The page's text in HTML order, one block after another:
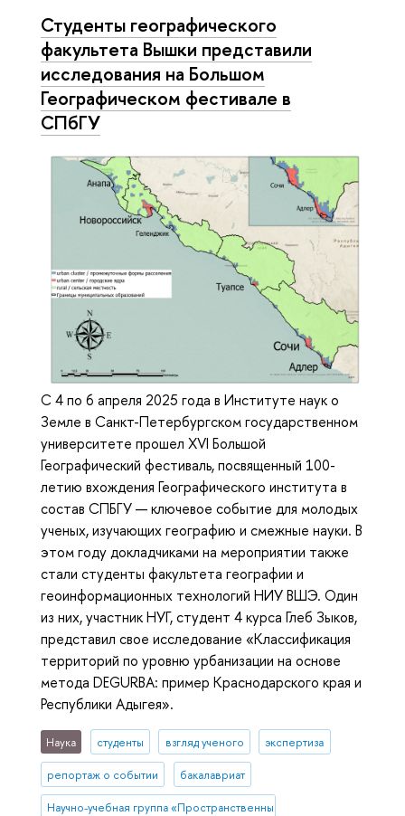
Студенты географического
факультета Вышки представили
исследования на Большом
Географическом фестивале в
СПбГУ
С 4 по 6 апреля 2025 года в Институте наук о
Земле в Санкт-Петербургском государственном
университете прошел XVI Большой
Географический фестиваль, посвященный 100-
летию вхождения Географического института в
состав СПБГУ — ключевое событие для молодых
ученых, изучающих географию и смежные науки. В
этом году докладчиками на мероприятии также
стали студенты факультета географии и
геоинформационных технологий НИУ ВШЭ. Один
из них, участник НУГ, студент 4 курса Глеб Зыков,
представил свое исследование «Классификация
территорий по уровню урбанизации на основе
метода DEGURBA: пример Краснодарского края и
Республики Адыгея».
Наука студенты взгляд ученого экспертиза
репортаж о событии бакалавриат
Научно-учебная группа «Пространственный анализ и